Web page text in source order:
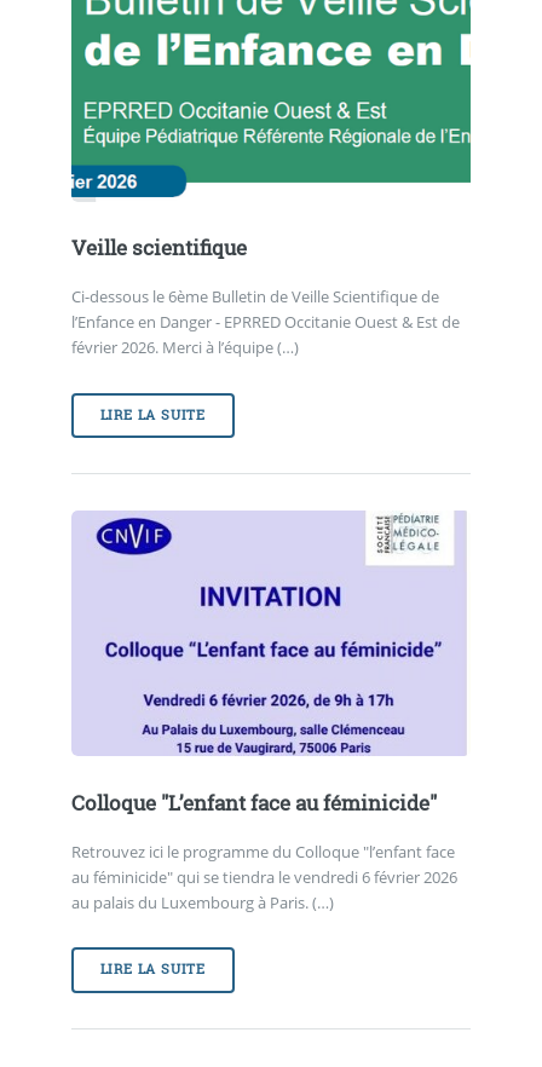
Veille scientifique
Ci-dessous le 6ème Bulletin de Veille Scientifique de
l’Enfance en Danger - EPRRED Occitanie Ouest & Est de
février 2026. Merci à l’équipe (…)
LIRE LA SUITE
Colloque "L’enfant face au féminicide"
Retrouvez ici le programme du Colloque "l’enfant face
au féminicide" qui se tiendra le vendredi 6 février 2026
au palais du Luxembourg à Paris. (…)
LIRE LA SUITE